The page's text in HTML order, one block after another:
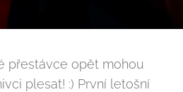
přestávce opět mohou
plesat! :) První letošní